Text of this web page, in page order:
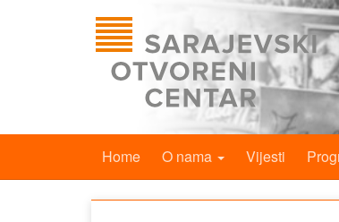
Home O nama Vijesti